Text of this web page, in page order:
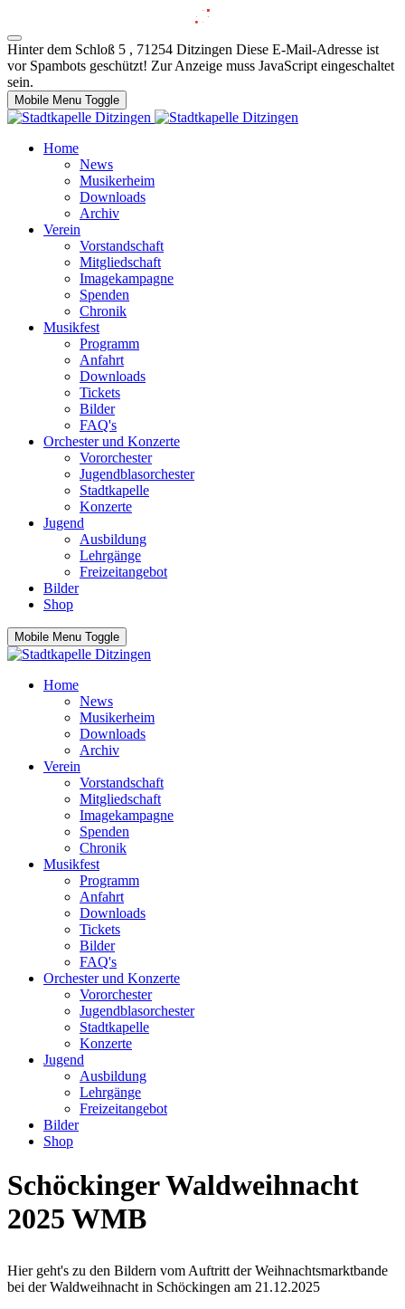
Hinter dem Schloß 5 , 71254 Ditzingen Diese E-Mail-Adresse ist
vor Spambots geschützt! Zur Anzeige muss JavaScript eingeschaltet
sein.
Mobile Menu Toggle
Home
News
Musikerheim
Downloads
Archiv
Verein
Vorstandschaft
Mitgliedschaft
Imagekampagne
Spenden
Chronik
Musikfest
Programm
Anfahrt
Downloads
Tickets
Bilder
FAQ's
Orchester und Konzerte
Vororchester
Jugendblasorchester
Stadtkapelle
Konzerte
Jugend
Ausbildung
Lehrgänge
Freizeitangebot
Bilder
Shop
Mobile Menu Toggle
Home
News
Musikerheim
Downloads
Archiv
Verein
Vorstandschaft
Mitgliedschaft
Imagekampagne
Spenden
Chronik
Musikfest
Programm
Anfahrt
Downloads
Tickets
Bilder
FAQ's
Orchester und Konzerte
Vororchester
Jugendblasorchester
Stadtkapelle
Konzerte
Jugend
Ausbildung
Lehrgänge
Freizeitangebot
Bilder
Shop
Schöckinger Waldweihnacht
2025 WMB
Hier geht's zu den Bildern vom Auftritt der Weihnachtsmarktbande
bei der Waldweihnacht in Schöckingen am 21.12.2025